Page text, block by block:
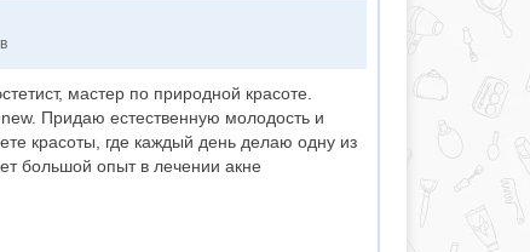
мастер по природной красоте.
Придаю естественную молодость и
красоты, где каждый день делаю одну из
большой опыт в лечении акне